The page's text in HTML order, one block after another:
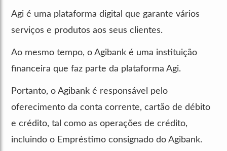
Agi é uma plataforma digital que garante vários
serviços e produtos aos seus clientes.
Ao mesmo tempo, o Agibank é uma instituição
financeira que faz parte da plataforma Agi.
Portanto, o Agibank é responsável pelo
oferecimento da conta corrente, cartão de débito
e crédito, tal como as operações de crédito,
incluindo o Empréstimo consignado do Agibank.